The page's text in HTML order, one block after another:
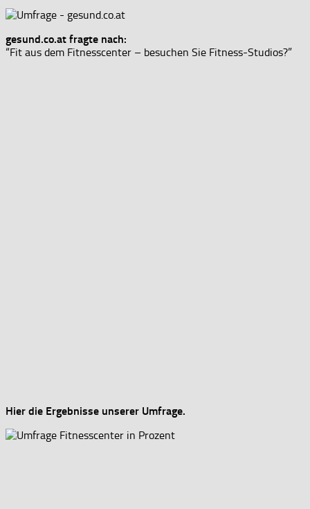
gesund.co.at fragte nach:
“Fit aus dem Fitnesscenter – besuchen Sie Fitness-Studios?”
Hier die Ergebnisse unserer Umfrage.